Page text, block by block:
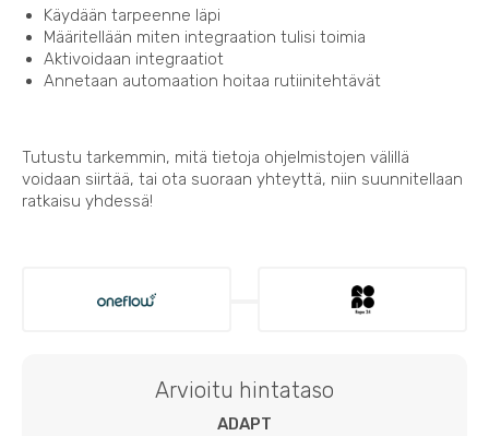
Käydään tarpeenne läpi
Määritellään miten integraation tulisi toimia
Aktivoidaan integraatiot
Annetaan automaation hoitaa rutiinitehtävät
Tutustu tarkemmin, mitä tietoja ohjelmistojen välillä
voidaan siirtää, tai ota suoraan yhteyttä, niin suunnitellaan
ratkaisu yhdessä!
Arvioitu hintataso
ADAPT